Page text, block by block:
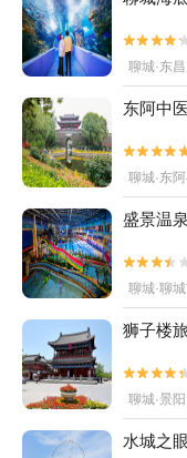
聊城·东
东阿中
聊城·东
盛景温
聊城·聊
狮子楼
聊城·景阳
水城之